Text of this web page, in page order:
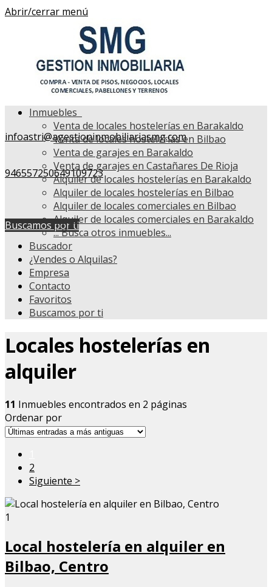
Abrir/cerrar menú
infoastri@agestioninmobiliariasmg.com
946557250649109723
Buscamos por ti
Inmuebles
Venta de locales hostelerías en Barakaldo
Venta de locales hostelerías en Bilbao
Venta de garajes en Barakaldo
Venta de garajes en Castañares De Rioja
Alquiler de locales hostelerías en Barakaldo
Alquiler de locales hostelerías en Bilbao
Alquiler de locales comerciales en Bilbao
Alquiler de locales comerciales en Barakaldo
...Busca otros inmuebles...
Buscador
¿Vendes o Alquilas?
Empresa
Contacto
Favoritos
Buscamos por ti
Locales hostelerías en
alquiler
11 Inmuebles encontrados en 2 páginas
Ordenar por
2
Siguiente >
1
Local hostelería en alquiler en
Bilbao, Centro